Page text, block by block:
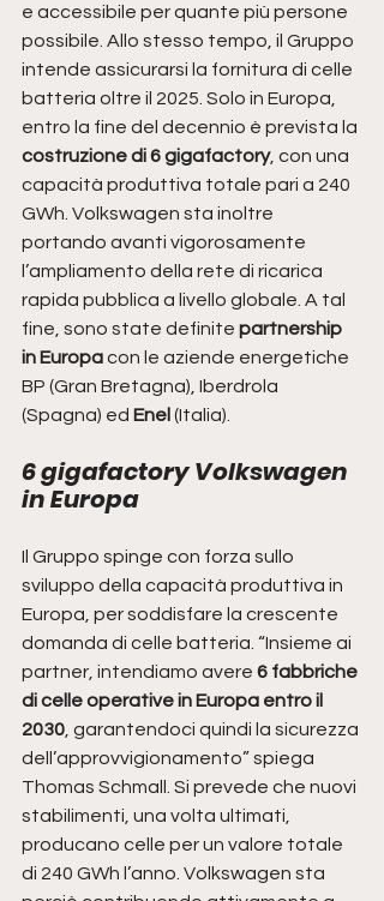
e accessibile per quante più persone
possibile. Allo stesso tempo, il Gruppo
intende assicurarsi la fornitura di celle
batteria oltre il 2025. Solo in Europa,
entro la fine del decennio è prevista la
costruzione di 6 gigafactory, con una
capacità produttiva totale pari a 240
GWh. Volkswagen sta inoltre
portando avanti vigorosamente
l’ampliamento della rete di ricarica
rapida pubblica a livello globale. A tal
fine, sono state definite partnership
in Europa con le aziende energetiche
BP (Gran Bretagna), Iberdrola
(Spagna) ed Enel (Italia).
6 gigafactory Volkswagen
in Europa
Il Gruppo spinge con forza sullo
sviluppo della capacità produttiva in
Europa, per soddisfare la crescente
domanda di celle batteria. “Insieme ai
partner, intendiamo avere 6 fabbriche
di celle operative in Europa entro il
2030 , garantendoci quindi la sicurezza
dell’approvvigionamento” spiega
Thomas Schmall. Si prevede che nuovi
stabilimenti, una volta ultimati,
producano celle per un valore totale
di 240 GWh l’anno. Volkswagen sta